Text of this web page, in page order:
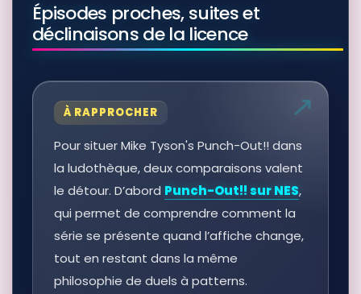
Épisodes proches, suites et
déclinaisons de la licence
À RAPPROCHER
Pour situer Mike Tyson's Punch-Out!! dans
la ludothèque, deux comparaisons valent
le détour. D’abord Punch-Out!! sur NES,
qui permet de comprendre comment la
série se présente quand l’affiche change,
tout en restant dans la même
philosophie de duels à patterns.